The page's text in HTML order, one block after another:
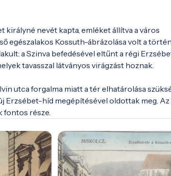
királyné nevét kapta, emléket állítva a város
egészalakos Kossuth-ábrázolása volt a
a Szinva befedésével eltűnt a régi
tavasszal látványos virágzást hoznak.
utca forgalma miatt a tér elhatárolása
Erzsébet-híd megépítésével oldottak meg. Az
fontos része.